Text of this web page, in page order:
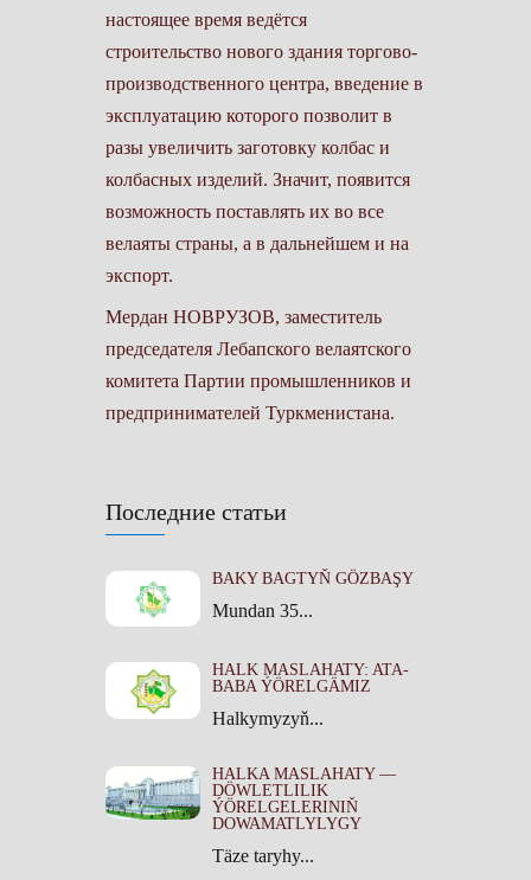
Последние статьи
BAKY BAGTYŇ GÖZBAŞY
Mundan 35...
HALK MASLAHATY: ATA-
BABA ÝÖRELGÄMIZ
Halkymyzyň...
HALKA MASLAHATY —
DÖWLETLILIK
ÝÖRELGELERINIŇ
DOWAMATLYLYGY
Täze taryhy...
настоящее время ведётся
строительство нового здания торгово-
производственного центра, введение в
эксплуатацию которого позволит в
разы увеличить заготовку колбас и
колбасных изделий. Значит, появится
возможность поставлять их во все
велаяты страны, а в дальнейшем и на
экспорт.
Мердан НОВРУЗОВ, заместитель
председателя Лебапского велаятского
комитета Партии промышленников и
предпринимателей Туркменистана.